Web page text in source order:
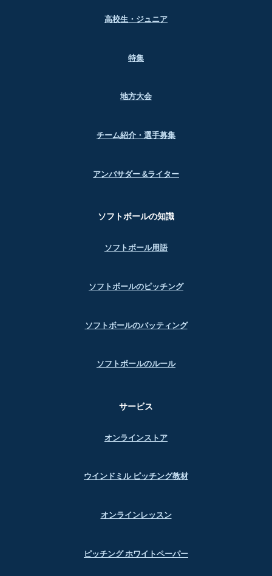
高校生・ジュニア
特集
地方大会
チーム紹介・選手募集
アンバサダー &ライター
ソフトボールの知識
ソフトボール用語
ソフトボールのピッチング
ソフトボールのバッティング
ソフトボールのルール
サービス
オンラインストア
ウインドミル ピッチング教材
オンラインレッスン
ピッチング ホワイトペーパー